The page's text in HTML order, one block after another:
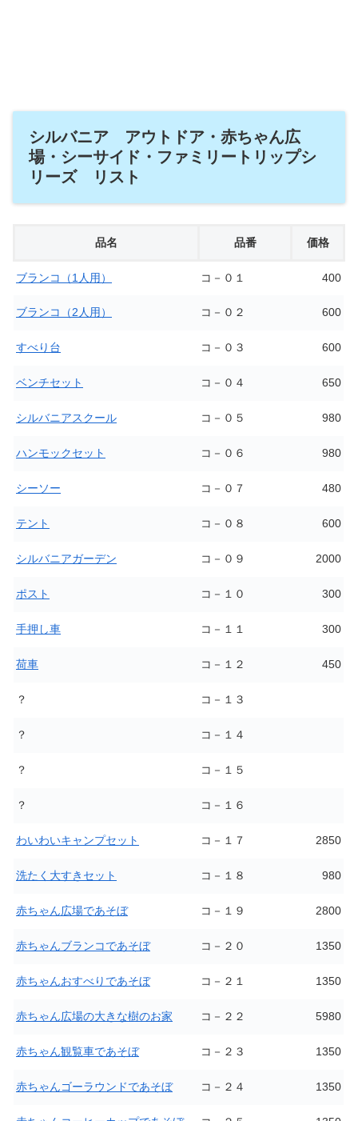
シルバニア アウトドア・赤ちゃん広
場・シーサイド・ファミリートリップシ
リーズ リスト
品名 品番 価格
ブランコ（1人用） コ－０１ 400
ブランコ（2人用） コ－０２ 600
すべり台 コ－０３ 600
ベンチセット コ－０４ 650
シルバニアスクール コ－０５ 980
ハンモックセット コ－０６ 980
シーソー コ－０７ 480
テント コ－０８ 600
シルバニアガーデン コ－０９ 2000
ポスト コ－１０ 300
手押し車 コ－１１ 300
荷車 コ－１２ 450
？ コ－１３
？ コ－１４
？ コ－１５
？ コ－１６
わいわいキャンプセット コ－１７ 2850
洗たく大すきセット コ－１８ 980
赤ちゃん広場であそぼ コ－１９ 2800
赤ちゃんブランコであそぼ コ－２０ 1350
赤ちゃんおすべりであそぼ コ－２１ 1350
赤ちゃん広場の大きな樹のお家 コ－２２ 5980
赤ちゃん観覧車であそぼ コ－２３ 1350
赤ちゃんゴーラウンドであそぼ コ－２４ 1350